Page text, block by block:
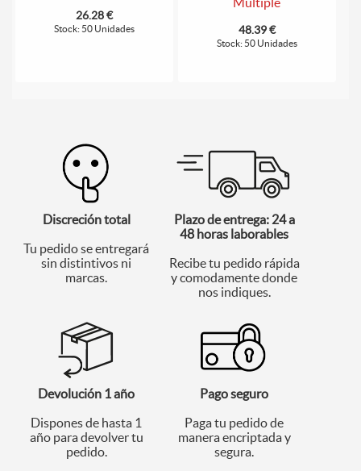
26.28 €
Stock: 50 Unidades 48.39 €
Stock: 50 Unidades
Discreción total
Tu pedido se entregará
sin distintivos ni
marcas.
Plazo de entrega: 24 a
48 horas laborables
Recibe tu pedido rápida
y comodamente donde
nos indiques.
Devolución 1 año
Dispones de hasta 1
año para devolver tu
pedido.
Pago seguro
Paga tu pedido de
manera encriptada y
segura.